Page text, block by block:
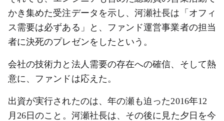
かき集めた受注データを示し、河瀬社長は「オフィ
ス需要は必ずある」と、ファンド運営事業者の担当
者に決死のプレゼンをしたという。
会社の技術力と法人需要の存在への確信、そして熱
意に、ファンドは応えた。
出資が実行されたのは、年の瀬も迫った2016年12
月26日のこと。河瀬社長は、その後に見た夕日を今